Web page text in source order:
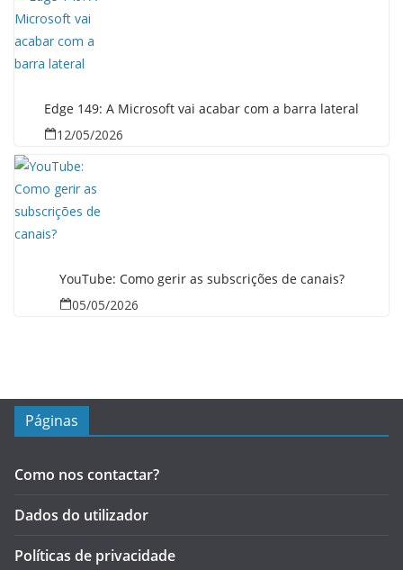
Edge 149: A Microsoft vai acabar com a barra lateral
12/05/2026
YouTube: Como gerir as subscrições de canais?
05/05/2026
Páginas
Como nos contactar?
Dados do utilizador
Políticas de privacidade